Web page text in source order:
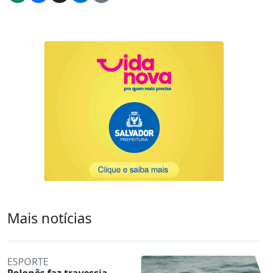
Mais notícias
ESPORTE